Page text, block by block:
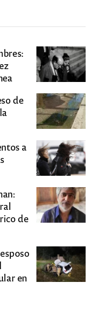
de
a
de
en